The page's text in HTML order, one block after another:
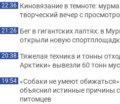
22:36 Киновязание в темноте:
творческий вечер с
21:26 Бег в гигантских лаптях: в
открыли новую
20:38 Тяжелая техника и тонны
Арктики» вывезли 60 тонн
19:54 «Собаки не умеют
объяснил истинные причины
питомцев